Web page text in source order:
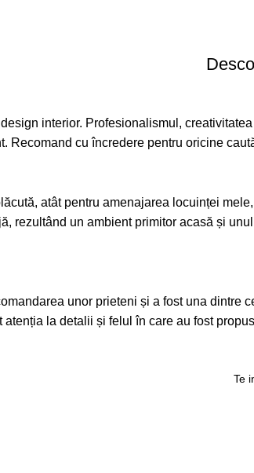
interior. Profesionalismul,
Recomand cu încredere pentru oricine
atât pentru amenajarea locuinței
rezultând un ambient primitor acasă și
unor prieteni și a fost una dintre
la detalii și felul în care au fost
Te